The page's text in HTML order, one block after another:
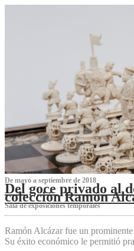
De mayo a septiembre de 2018
Del goce privado al
colección Ramón
Sala de exposiciones temporales
Ramón Alcázar fue un
Su éxito económico le permitió